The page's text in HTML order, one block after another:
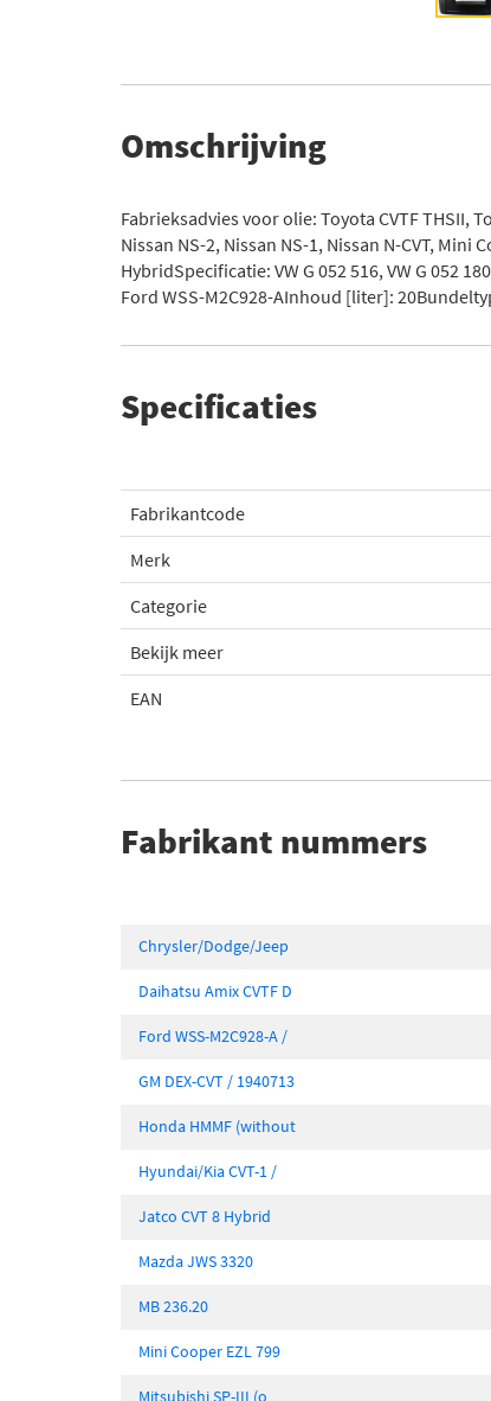
Omschrijving
Fabrieksadvies voor olie: Toyota CVTF THSII,
Nissan NS-2, Nissan NS-1, Nissan N-CVT, Mini
HybridSpecificatie: VW G 052 516, VW G 052
Ford WSS-M2C928-AInhoud [liter]:
Specificaties
Fabrikantcode
Merk
Categorie
Bekijk meer
EAN
Fabrikant nummers
Chrysler/Dodge/Jeep
Daihatsu Amix CVTF D
Ford WSS-M2C928-A /
GM DEX-CVT / 1940713
Honda HMMF (without
Hyundai/Kia CVT-1 /
Jatco CVT 8 Hybrid
Mazda JWS 3320
MB 236.20
Mini Cooper EZL 799
Mitsubishi SP-III (o